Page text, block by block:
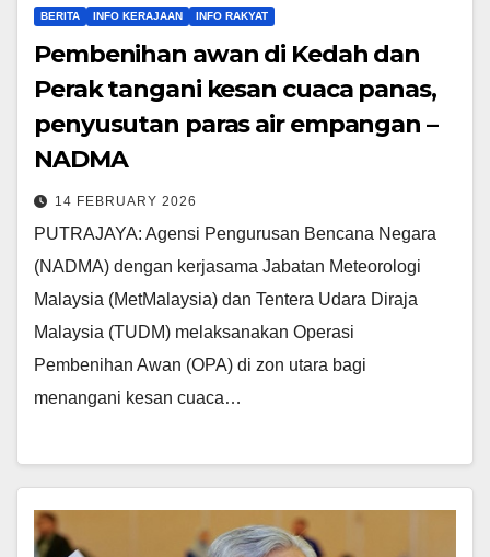
BERITA INFO KERAJAAN INFO RAKYAT
Pembenihan awan di Kedah dan
Perak tangani kesan cuaca panas,
penyusutan paras air empangan –
NADMA
14 FEBRUARY 2026
PUTRAJAYA: Agensi Pengurusan Bencana Negara
(NADMA) dengan kerjasama Jabatan Meteorologi
Malaysia (MetMalaysia) dan Tentera Udara Diraja
Malaysia (TUDM) melaksanakan Operasi
Pembenihan Awan (OPA) di zon utara bagi
menangani kesan cuaca…